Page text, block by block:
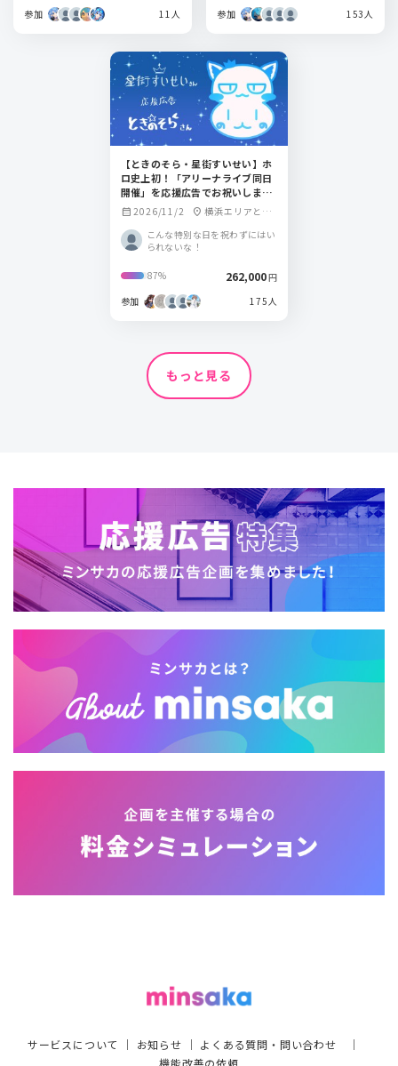
参加 11人 参加 153人
【ときのそら・星街すいせい】ホ
ロ史上初！「アリーナライブ同日
開催」を応援広告でお祝いしまし
ょう！
calendar_month 2026/11/2 location_on 横浜エリアと名
開催
こんな特別な日を祝わずにはい
られないな！
87% 262,000円
参加
175人
もっと見る
サービスについて ｜ お知らせ ｜ よくある質問・問い合わせ ｜
機能改善の依頼